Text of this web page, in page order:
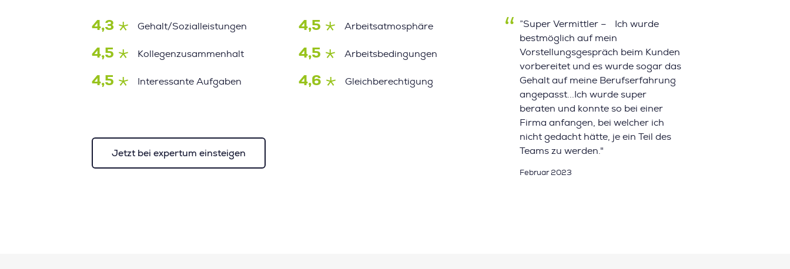
4,3 Gehalt/Sozialleistungen 4,5 Arbeitsatmosphäre
4,5 Kollegenzusammenhalt 4,5 Arbeitsbedingungen
4,5 Interessante Aufgaben 4,6 Gleichberechtigung
Jetzt bei expertum einsteigen
”Super Vermittler – Ich wurde
bestmöglich auf mein
Vorstellungsgespräch beim Kunden
vorbereitet und es wurde sogar das
Gehalt auf meine Berufserfahrung
angepasst...Ich wurde super
beraten und konnte so bei einer
Firma anfangen, bei welcher ich
nicht gedacht hätte, je ein Teil des
Teams zu werden."
Februar 2023